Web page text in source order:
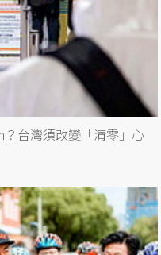
台灣須改變「清零」心